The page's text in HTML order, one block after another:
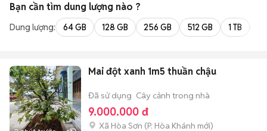
Bạn cần tìm dung lượng nào ?
Dung lượng: 64 GB 128 GB 256 GB 512 GB 1 TB
Mai đột xanh 1m5 thuần chậu
Đã sử dụng Cây cảnh trong nhà
9.000.000 đ
Xã Hòa Sơn (P. Hòa Khánh mới)